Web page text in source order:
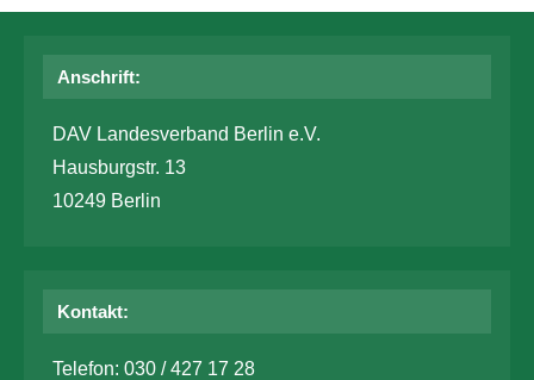
Anschrift:
DAV Landesverband Berlin e.V.
Hausburgstr. 13
10249 Berlin
Kontakt:
Telefon: 030 / 427 17 28